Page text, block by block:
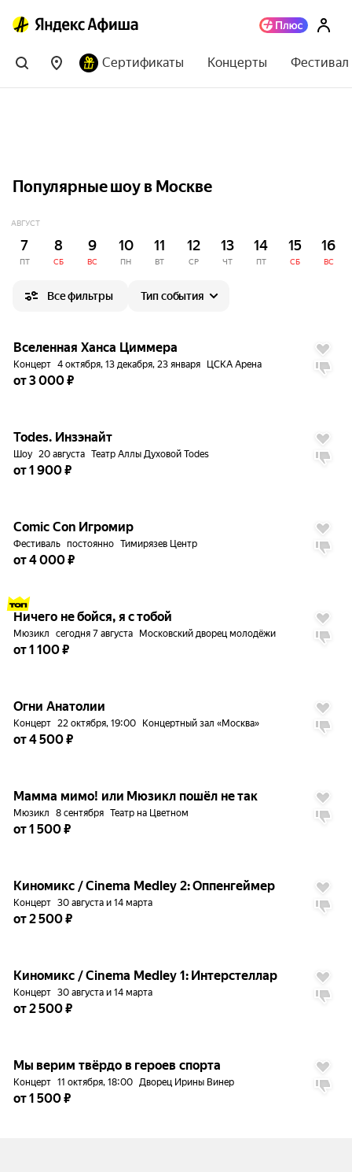
Сертификаты Концерты
Популярные шоу в Москве
АВГУСТ
7
ПТ
8
СБ
9
ВС
10
ПН
11
ВТ
12
СР
13
ЧТ
14
ПТ
15
СБ
16
ВС
Все фильтры Тип события
9.1
Вселенная Ханса Циммера
Концерт 4 октября, 13 декабря, 23 января ЦСКА Арена
от 3 000 ₽
8.9
Todes. Инзэнайт
Шоу 20 августа Театр Аллы Духовой Todes
от 1 900 ₽
Comic Con Игромир
Фестиваль постоянно Тимирязев Центр
от 4 000 ₽
Ничего не бойся, я с тобой
Мюзикл сегодня 7 августа Московский дворец молодёжи
от 1 100 ₽
Огни Анатолии
Концерт 22 октября, 19:00 Концертный зал «Москва»
от 4 500 ₽
8.9
Мамма мимо! или Мюзикл пошёл не так
Мюзикл 8 сентября Театр на Цветном
от 1 500 ₽
9.3
Киномикс / Cinema Medley 2: Оппенгеймер
Концерт 30 августа и 14 марта
от 2 500 ₽
9.1
Киномикс / Cinema Medley 1: Интерстеллар
Концерт 30 августа и 14 марта
от 2 500 ₽
Мы верим твёрдо в героев спорта
Концерт 11 октября, 18:00 Дворец Ирины Винер
от 1 500 ₽